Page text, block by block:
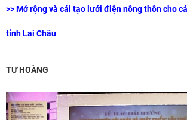
>> Mở rộng và cải tạo lưới điện nông thôn cho
tỉnh Lai Châu
TƯ HOÀNG